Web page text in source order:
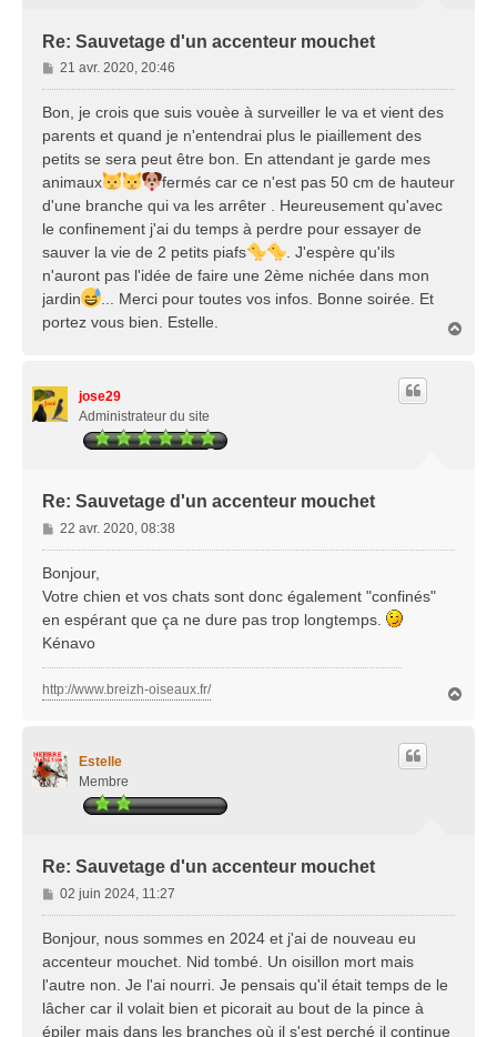
Re: Sauvetage d'un accenteur mouchet
M
e
s
g
e
21 avr. 2020, 20:46
Bon, je crois que suis vouèe à surveiller le va et vient des
parents et quand je n'entendrai plus le piaillement des
petits se sera peut être bon. En attendant je garde mes
animaux
fermés car ce n'est pas 50 cm de hauteur
d'une branche qui va les arrêter . Heureusement qu'avec
le confinement j'ai du temps à perdre pour essayer de
sauver la vie de 2 petits piafs
. J'espère qu'ils
n'auront pas l'idée de faire une 2ème nichée dans mon
jardin
... Merci pour toutes vos infos. Bonne soirée. Et
portez vous bien. Estelle.
jose29
Administrateur du site
Re: Sauvetage d'un accenteur mouchet
M
e
s
g
e
22 avr. 2020, 08:38
Bonjour,
Votre chien et vos chats sont donc également "confinés"
en espérant que ça ne dure pas trop longtemps.
Kénavo
http://www.breizh-oiseaux.fr/
Estelle
Membre
Re: Sauvetage d'un accenteur mouchet
M
e
s
g
e
02 juin 2024, 11:27
Bonjour, nous sommes en 2024 et j'ai de nouveau eu
accenteur mouchet. Nid tombé. Un oisillon mort mais
l'autre non. Je l'ai nourri. Je pensais qu'il était temps de le
lâcher car il volait bien et picorait au bout de la pince à
épiler mais dans les branches où il s'est perché il continue